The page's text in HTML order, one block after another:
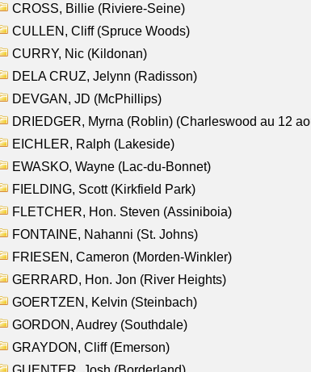
CROSS, Billie (Riviere-Seine)
CULLEN, Cliff (Spruce Woods)
CURRY, Nic (Kildonan)
DELA CRUZ, Jelynn (Radisson)
DEVGAN, JD (McPhillips)
DRIEDGER, Myrna (Roblin) (Charleswood au 12
EICHLER, Ralph (Lakeside)
EWASKO, Wayne (Lac-du-Bonnet)
FIELDING, Scott (Kirkfield Park)
FLETCHER, Hon. Steven (Assiniboia)
FONTAINE, Nahanni (St. Johns)
FRIESEN, Cameron (Morden-Winkler)
GERRARD, Hon. Jon (River Heights)
GOERTZEN, Kelvin (Steinbach)
GORDON, Audrey (Southdale)
GRAYDON, Cliff (Emerson)